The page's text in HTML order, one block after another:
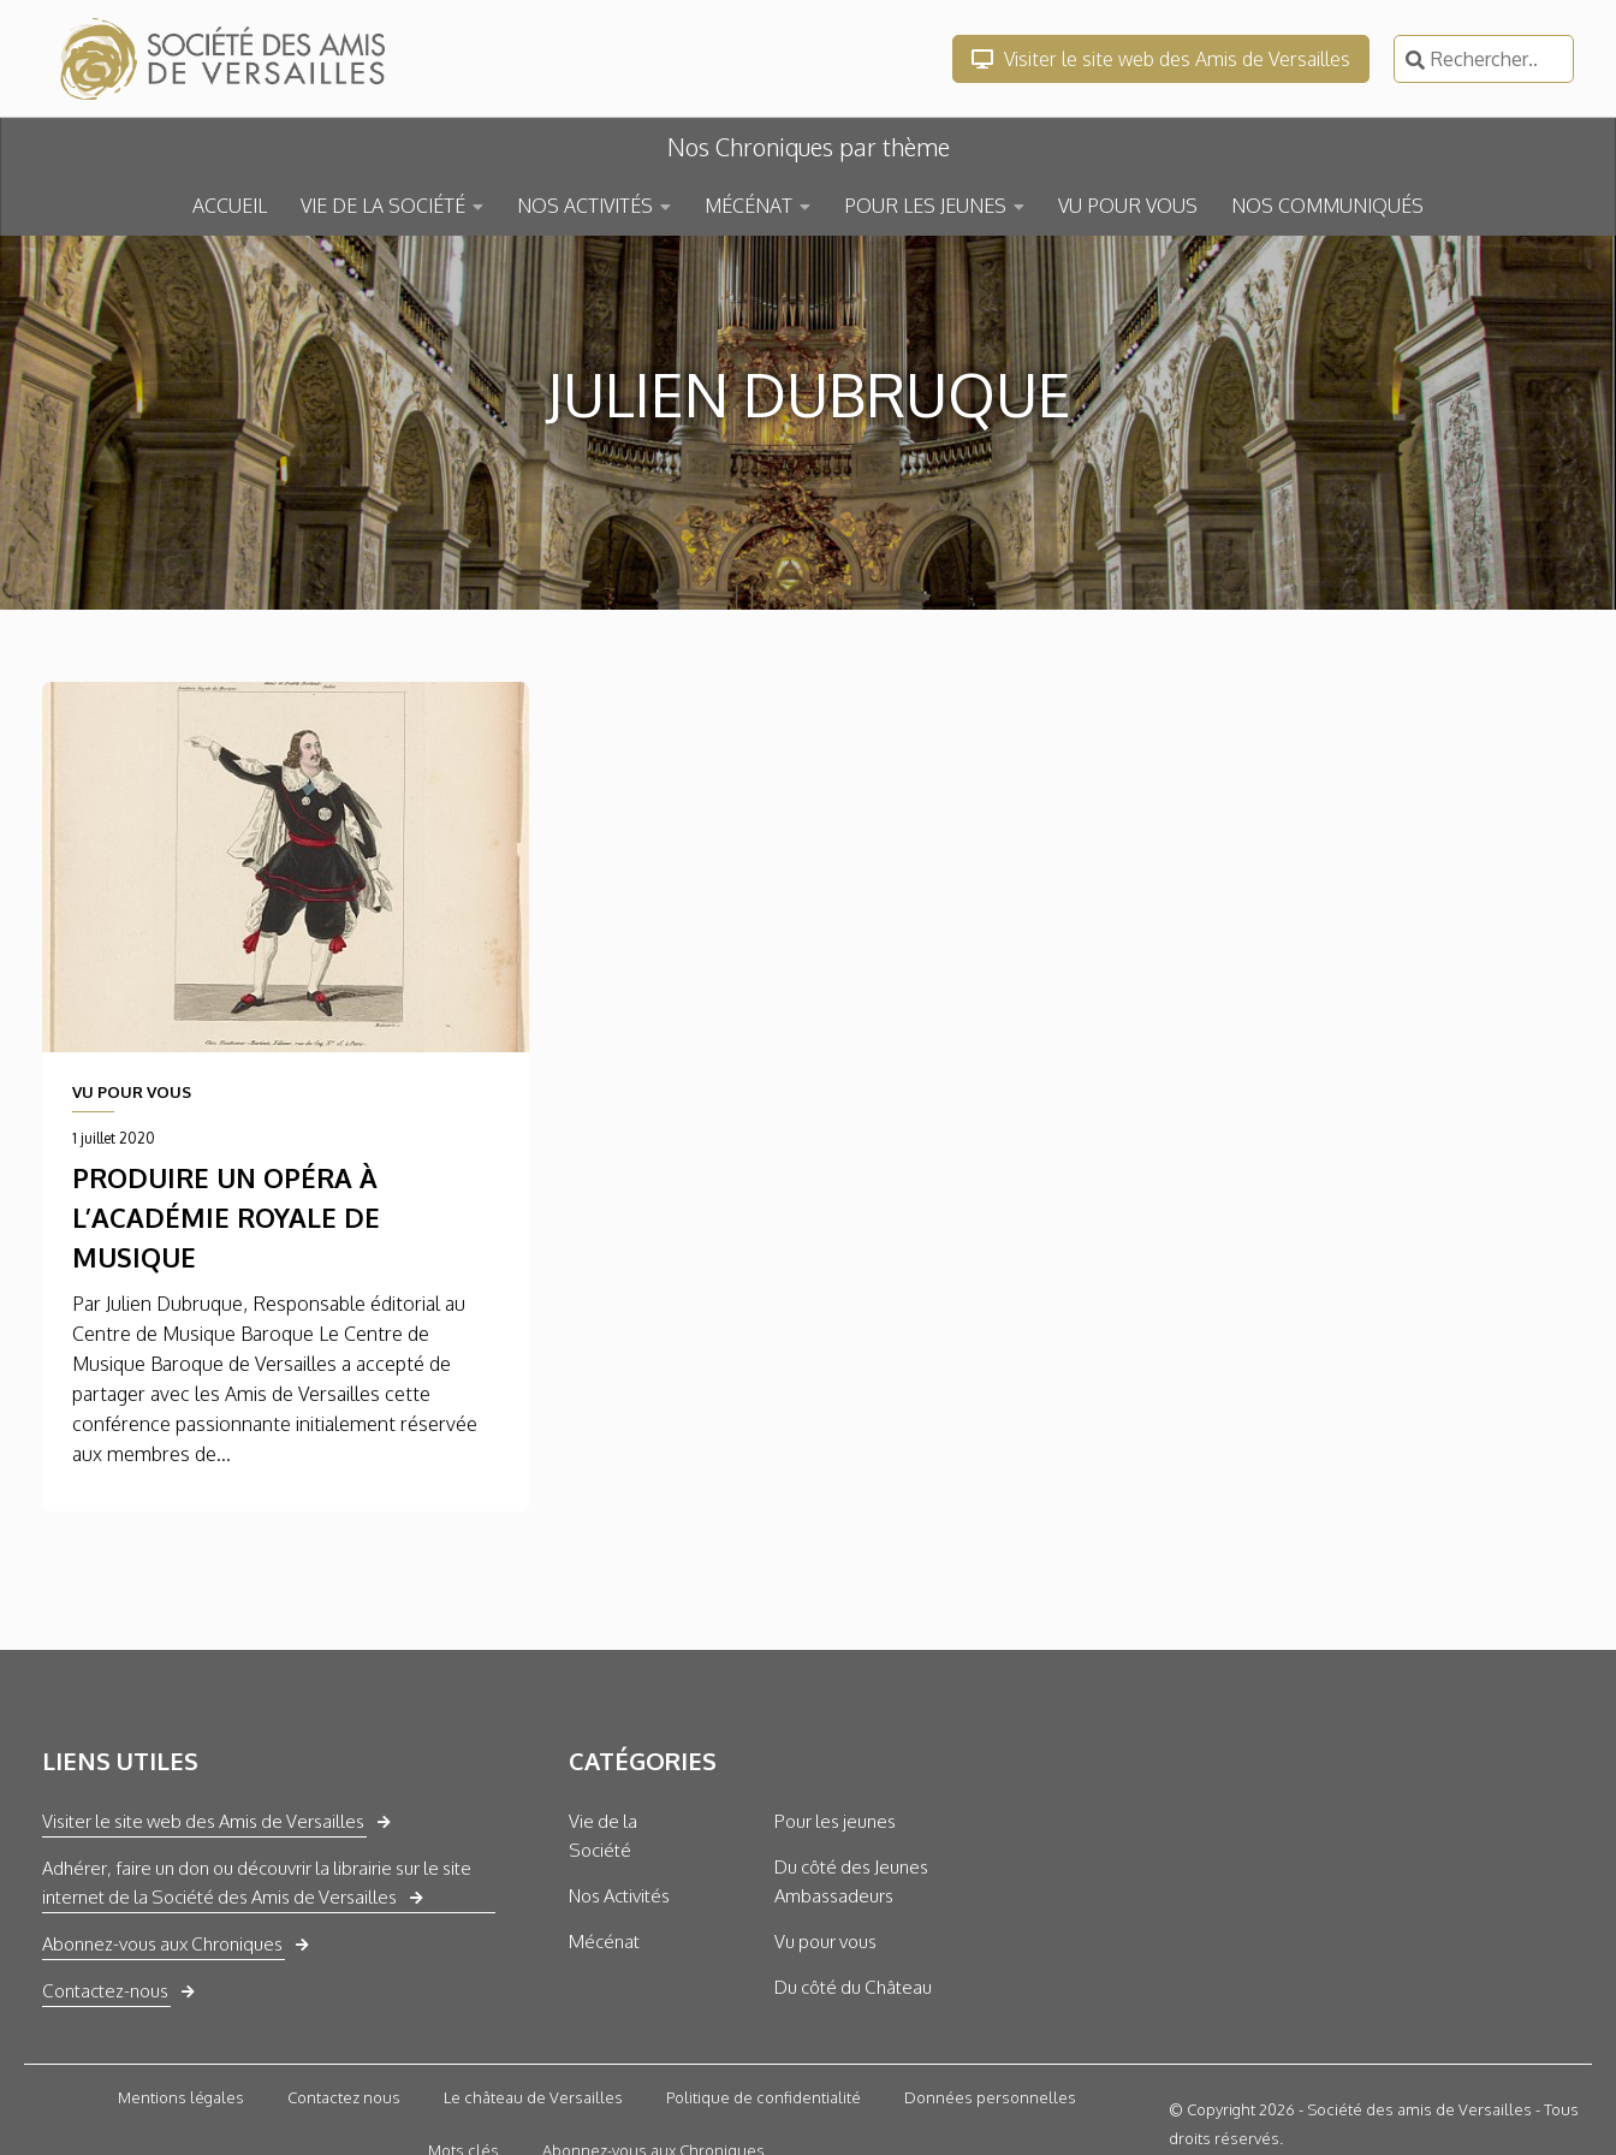
Skip to content
Visiter le site web des Amis de Versailles
Rechercher :
Nos Chroniques par thème
ACCUEIL VIE DE LA SOCIÉTÉ NOS ACTIVITÉS MÉCÉNAT POUR LES JEUNES VU POUR VOUS NOS COMMUNIQUÉS
JULIEN DUBRUQUE
VU POUR VOUS
1 juillet 2020
PRODUIRE UN OPÉRA À
L’ACADÉMIE ROYALE DE
MUSIQUE
Par Julien Dubruque, Responsable éditorial au
Centre de Musique Baroque Le Centre de
Musique Baroque de Versailles a accepté de
partager avec les Amis de Versailles cette
conférence passionnante initialement réservée
aux membres de...
LIENS UTILES
Visiter le site web des Amis de Versailles
Adhérer, faire un don ou découvrir la librairie sur le site
internet de la Société des Amis de Versailles
Abonnez-vous aux Chroniques
Contactez-nous
CATÉGORIES
Vie de la
Société
Nos Activités
Mécénat
Pour les jeunes
Du côté des Jeunes
Ambassadeurs
Vu pour vous
Du côté du Château
Mentions légales Contactez nous Le château de Versailles Politique de confidentialité Données personnelles
Mots clés Abonnez-vous aux Chroniques
© Copyright 2026 - Société des amis de Versailles - Tous
droits réservés.